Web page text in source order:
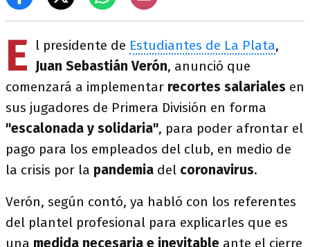
E l presidente de Estudiantes de La Plata,
Juan Sebastián Verón, anunció que
comenzará a implementar recortes salariales en
sus jugadores de Primera División en forma
"escalonada y solidaria", para poder afrontar el
pago para los empleados del club, en medio de
la crisis por la pandemia del coronavirus.
Verón, según contó, ya habló con los referentes
del plantel profesional para explicarles que es
una medida necesaria e inevitable ante el cierre